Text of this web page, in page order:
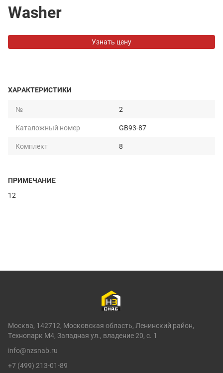
Washer
Узнать цену
ХАРАКТЕРИСТИКИ
№
2
Каталожный номер
GB93-87
Комплект
8
ПРИМЕЧАНИЕ
12
Москва, 142712, Московская область, Ленинский район,
Технопарк М4, Западная ул., владение 20, с. 1
info@nzsnab.ru
+7 (499) 213-01-89